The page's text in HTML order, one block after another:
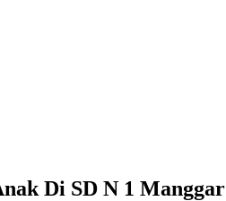
Di SD N 1 Manggar